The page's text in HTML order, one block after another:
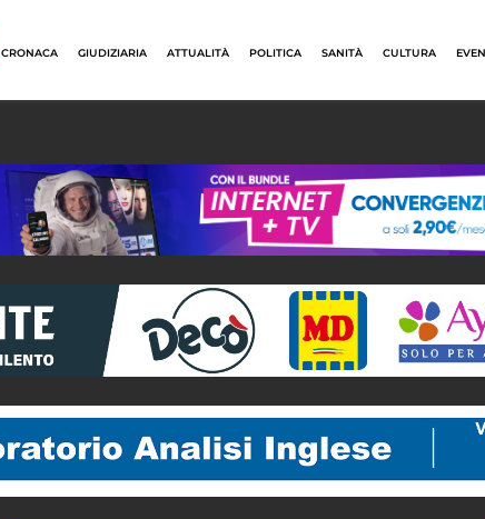
CRONACA GIUDIZIARIA ATTUALITÀ POLITICA SANITÀ CULTURA